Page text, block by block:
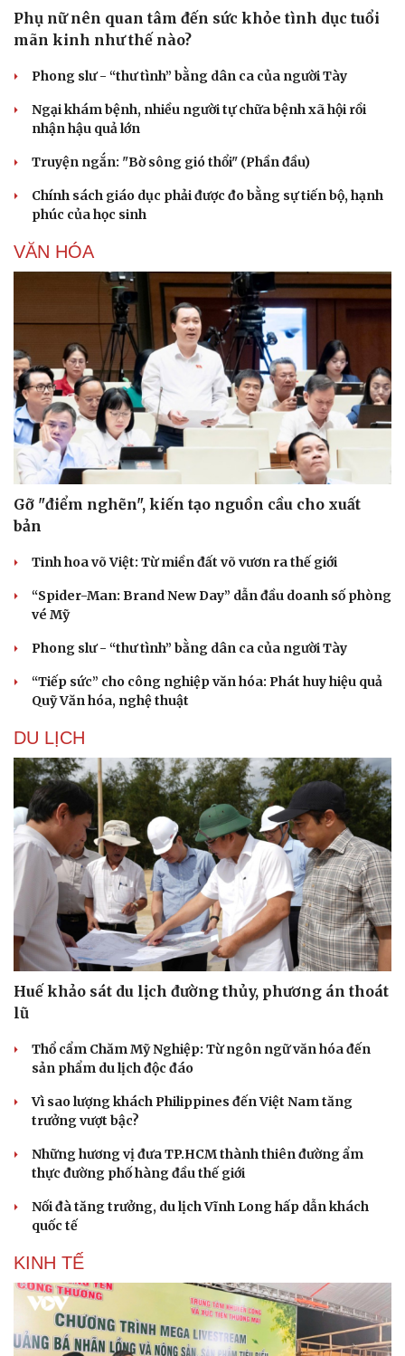
Văn hóa
Sân khấu - Điện ảnh
Văn học
Âm nhạc
Di sản
Giải trí
Nghệ sĩ
Thời trang
Sao Việt
Phụ nữ nên quan tâm đến sức khỏe tình dục tuổi
mãn kinh như thế nào?
Phong slư - “thư tình” bằng dân ca của người Tày
Ngại khám bệnh, nhiều người tự chữa bệnh xã hội rồi
nhận hậu quả lớn
Truyện ngắn: "Bờ sông gió thổi" (Phần đầu)
Chính sách giáo dục phải được đo bằng sự tiến bộ, hạnh
phúc của học sinh
VĂN HÓA
Gỡ "điểm nghẽn", kiến tạo nguồn cầu cho xuất
bản
Tinh hoa võ Việt: Từ miền đất võ vươn ra thế giới
“Spider-Man: Brand New Day” dẫn đầu doanh số phòng
vé Mỹ
Phong slư - “thư tình” bằng dân ca của người Tày
“Tiếp sức” cho công nghiệp văn hóa: Phát huy hiệu quả
Quỹ Văn hóa, nghệ thuật
DU LỊCH
Huế khảo sát du lịch đường thủy, phương án thoát
lũ
Thổ cẩm Chăm Mỹ Nghiệp: Từ ngôn ngữ văn hóa đến
sản phẩm du lịch độc đáo
Vì sao lượng khách Philippines đến Việt Nam tăng
trưởng vượt bậc?
Những hương vị đưa TP.HCM thành thiên đường ẩm
thực đường phố hàng đầu thế giới
Nối đà tăng trưởng, du lịch Vĩnh Long hấp dẫn khách
quốc tế
KINH TẾ